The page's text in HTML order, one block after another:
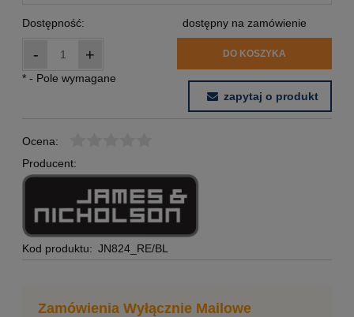
Dostępność: dostępny na zamówienie
- + DO KOSZYKA
* - Pole wymagane
zapytaj o produkt
Ocena:
Producent:
Kod produktu: JN824_RE/BL
Zamówienia Wyłącznie Mailowe